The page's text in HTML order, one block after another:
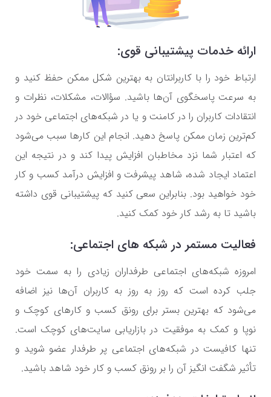
ارائه خدمات پیشتیبانی قوی:
ارتباط خود را با کاربرانتان به بهترین شکل ممکن حفظ کنید و
به سرعت پاسخگوی آن‌ها باشید. سؤالات، مشکلات، نظرات و
انتقادات کاربران را در کامنت و یا در شبکه‌های اجتماعی خود در
کم‌ترین زمان ممکن پاسخ دهید. انجام این کارها سبب می‌شود
که اعتبار شما نزد مخاطبان افزایش پیدا کند و در نتیجه این
اعتماد ایجاد شده، شاهد پیشرفت و افزایش درآمد کسب و کار
خود خواهید بود. بنابراین سعی کنید که پیشتیبانی قوی داشته
باشید تا به رشد کار خود کمک کنید.
فعالیت مستمر در شبکه های اجتماعی:
امروزه شبکه‌های اجتماعی طرفداران زیادی را به سمت خود
جلب کرده است که روز به روز به کاربران آن‌ها نیز اضافه
می‌شود که بهترین بستر برای رونق کسب و کارهای کوچک و
نوپا و کمک به موفقیت در بازاریابی سایت‌های کوچک است.
تنها کافیست در شبکه‌های اجتماعی پر طرفدار عضو شوید و
تأثیر شگفت انگیز آن را بر رونق کسب و کار خود شاهد باشید.